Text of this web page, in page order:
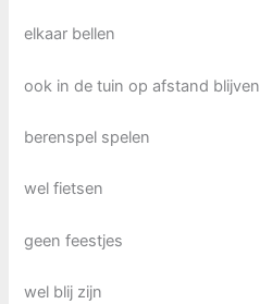
elkaar bellen
ook in de tuin op afstand blijven
berenspel spelen
wel fietsen
geen feestjes
wel blij zijn